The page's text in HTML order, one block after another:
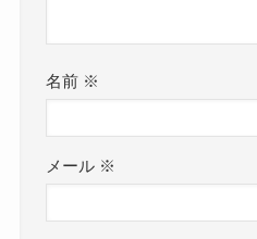
名前 ※
メール ※